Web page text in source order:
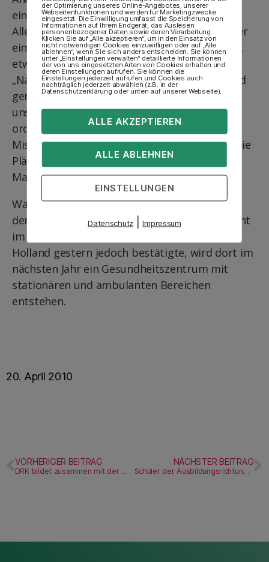
einige sogar nur sauber gemacht werden.
Allerdings müssen Heizung und Elektrik wieder
einigermaßen in Schuss gebracht werden. Mit
etwa 15 000 Euro Kosten wird da gerechnet.
„Natürlich wollen wir den finanziellen Aufwand
gering halten, doch haben wir zugleich vor,
unseren Schülern in dem halben Jahr
ordentliche Bedingungen zu bieten“, so Klaus
Mischke. Deshalb sei er froh, dass die Eltern die
Pläne unterstützen und unter anderem beim
Malern helfen wollen.
Was mit der ehemaligen Gagarin-Schule nach
dem anstehenden Schul-Intermezzo wird, steht
im Detail noch nicht fest. Wie Klinikum-Chef
Holland gestern jedoch bestätigte, wird dort im
nächsten Jahr ein Gesundheitszentrum mit
stationären und ambulanten Bereichen
entstehen.
20. April 2010
VORHERIGER BEITRAG
DRK bildet zusammen mit der Medizinischen Berufs-Akademie vier Altenpfleger aus
NÄCHSTER BEITRAG
Schüler der Ausbildungsrichtungen Altenpflege, Ergotherapie und Heilerziehungspflege gestalten Projekt
der Optimierung unseres Online-Angebotes, unserer
Webseitenfunktionen und werden für Marketingzwecke
eingesetzt. Die Einwilligung umfasst die Speicherung von
Informationen auf Ihrem Endgerät, das Auslesen
personenbezogener Daten sowie deren Verarbeitung.
Klicken Sie auf „Alle akzeptieren“, um in den Einsatz von
nicht notwendigen Cookies einzuwilligen oder auf „Alle
ablehnen“, wenn Sie sich anders entscheiden. Sie können
unter „Einstellungen verwalten“ detaillierte Informationen
der von uns eingesetzten Arten von Cookies erhalten und
deren Einstellungen aufrufen. Sie können die
Einstellungen jederzeit aufrufen und Cookies auch
nachträglich jederzeit abwählen (z.B. in der
Datenschutzerklärung oder unten auf unserer Webseite).
ALLE AKZEPTIEREN
ALLE ABLEHNEN
EINSTELLUNGEN
Datenschutz |Impressum